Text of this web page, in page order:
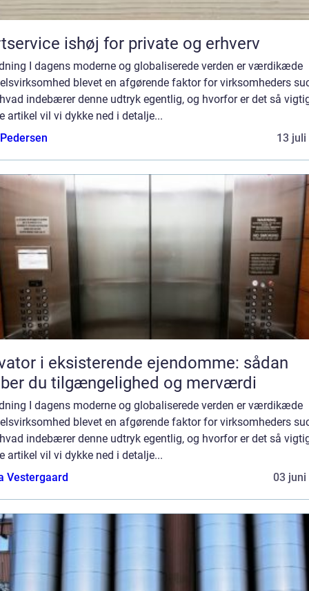
ishøj for private og erhverv
I dagens moderne og globaliserede verden er værdikæde
blevet en afgørende faktor for virksomheders
indebærer denne udtryk egentlig, og hvorfor er det så
artikel vil vi dykke ned i detalje...
13 juli
i eksisterende ejendomme: sådan
du tilgængelighed og merværdi
I dagens moderne og globaliserede verden er værdikæde
blevet en afgørende faktor for virksomheders
indebærer denne udtryk egentlig, og hvorfor er det så
artikel vil vi dykke ned i detalje...
Vestergaard
03 juni